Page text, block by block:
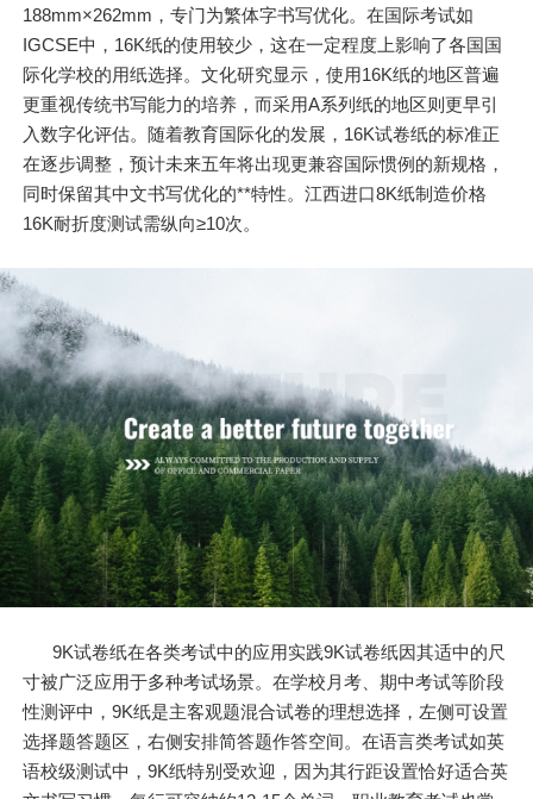
188mm×262mm，专门为繁体字书写优化。在国际考试如
IGCSE中，16K纸的使用较少，这在一定程度上影响了各国国
际化学校的用纸选择。文化研究显示，使用16K纸的地区普遍
更重视传统书写能力的培养，而采用A系列纸的地区则更早引
入数字化评估。随着教育国际化的发展，16K试卷纸的标准正
在逐步调整，预计未来五年将出现更兼容国际惯例的新规格，
同时保留其中文书写优化的**特性。江西进口8K纸制造价格
16K耐折度测试需纵向≥10次。
9K试卷纸在各类考试中的应用实践9K试卷纸因其适中的尺
寸被广泛应用于多种考试场景。在学校月考、期中考试等阶段
性测评中，9K纸是主客观题混合试卷的理想选择，左侧可设置
选择题答题区，右侧安排简答题作答空间。在语言类考试如英
语校级测试中，9K纸特别受欢迎，因为其行距设置恰好适合英